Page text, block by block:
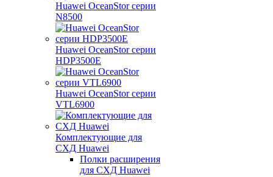
Huawei OceanStor серии
N8500
Huawei OceanStor серии
HDP3500E
Huawei OceanStor серии
VTL6900
Комплектующие для
СХД Huawei
Полки расширения
для СХД Huawei